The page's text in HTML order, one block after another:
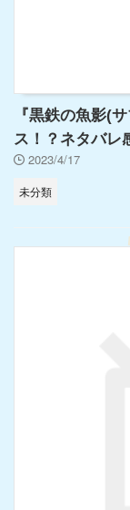
『黒鉄の魚影(
ス！？ネタバレ
2023/4/17
未分類